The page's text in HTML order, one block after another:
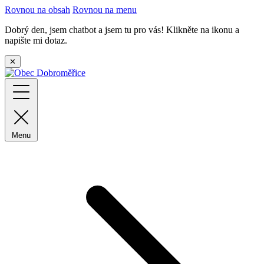
Rovnou na obsah Rovnou na menu
Dobrý den, jsem chatbot a jsem tu pro vás! Klikněte na ikonu a
napište mi dotaz.
✕
Menu